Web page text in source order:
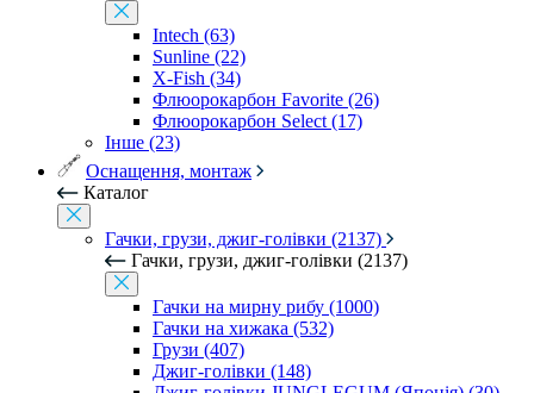
Intech (63)
Sunline (22)
X-Fish (34)
Флюорокарбон Favorite (26)
Флюорокарбон Select (17)
Інше (23)
Оснащення, монтаж
Каталог
Гачки, грузи, джиг-голівки (2137)
Гачки, грузи, джиг-голівки (2137)
Гачки на мирну рибу (1000)
Гачки на хижака (532)
Грузи (407)
Джиг-голівки (148)